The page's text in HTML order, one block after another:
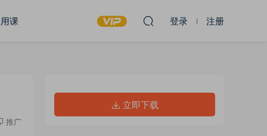
课 登录 注册
推广
立即下载